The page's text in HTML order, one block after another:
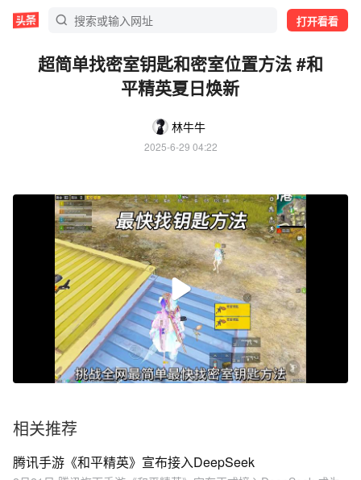
打开看看
超简单找密室钥匙和密室位置方法 #和
平精英夏日焕新
林牛牛
2025-6-29 04:22
相关推荐
腾讯手游《和平精英》宣布接入DeepSeek